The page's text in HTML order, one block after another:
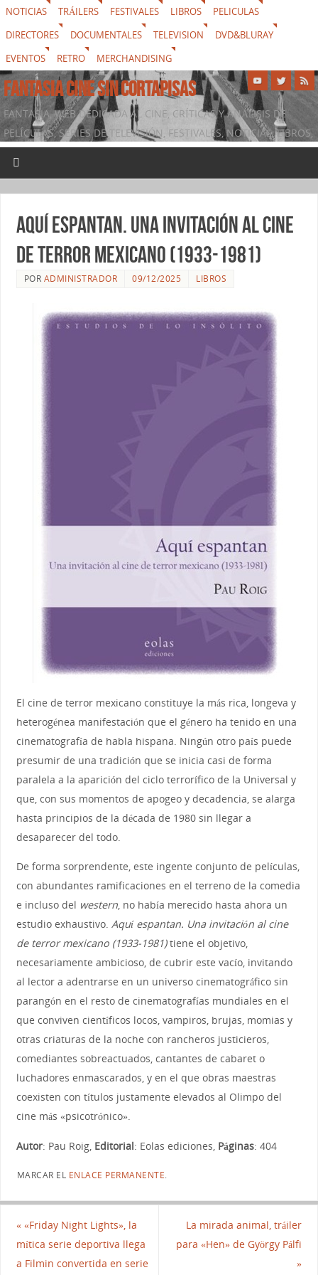
NOTICIAS TRÁILERS FESTIVALES LIBROS
PELICULAS
DIRECTORES
DOCUMENTALES TELEVISION
DVD&BLURAY
EVENTOS
RETRO MERCHANDISING
FANTASIA CINE SIN CORTAPISAS
FANTASIA, WEB DEDICADA AL CINE, CRÍTICAS Y ANÁLISIS DE
PELÍCULAS, SERIES DE TELEVISIÓN, FESTIVALES, NOTICIAS, LIBROS,
DVD & BLURAY, MERCHANDISING Y TODO LO QUE RODEA AL
SÉPTIMO ARTE
Aquí espantan. Una invitación al cine
de terror mexicano (1933-1981)
POR ADMINISTRADOR 09/12/2025 LIBROS
El cine de terror mexicano constituye la más rica, longeva y
heterogénea manifestación que el género ha tenido en una
cinematografía de habla hispana. Ningún otro país puede
presumir de una tradición que se inicia casi de forma
paralela a la aparición del ciclo terrorífico de la Universal y
que, con sus momentos de apogeo y decadencia, se alarga
hasta principios de la década de 1980 sin llegar a
desaparecer del todo.
De forma sorprendente, este ingente conjunto de películas,
con abundantes ramificaciones en el terreno de la comedia
e incluso del western, no había merecido hasta ahora un
estudio exhaustivo. Aquí espantan. Una invitación al cine
de terror mexicano (1933-1981)tiene el objetivo,
necesariamente ambicioso, de cubrir este vacío, invitando
al lector a adentrarse en un universo cinematográfico sin
parangón en el resto de cinematografías mundiales en el
que conviven científicos locos, vampiros, brujas, momias y
otras criaturas de la noche con rancheros justicieros,
comediantes sobreactuados, cantantes de cabaret o
luchadores enmascarados, y en el que obras maestras
coexisten con títulos justamente elevados al Olimpo del
cine más «psicotrónico».
Autor: Pau Roig, Editorial: Eolas ediciones, Páginas: 404
MARCAR EL ENLACE PERMANENTE.
««Friday Night Lights», la
mítica serie deportiva llega
a Filmin convertida en serie
La mirada animal, tráiler
para «Hen» de György Pálfi
»